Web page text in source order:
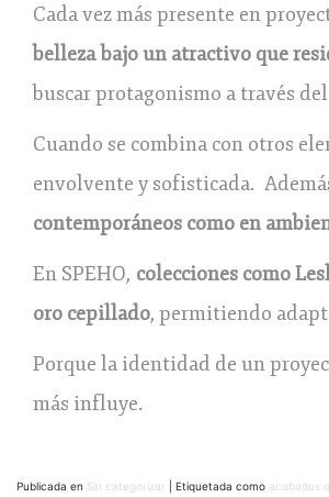
Cada vez más presente en
belleza bajo un atractivo que
buscar protagonismo a través
Cuando se combina con otros
envolvente y sofisticada.
contemporáneos como en
En SPEHO, colecciones como
oro cepillado, permitiendo
Porque la identidad de un
más influye.
Publicada en Sin categorizar Etiquetada como acabados